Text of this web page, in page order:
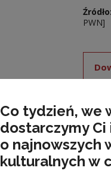
Źródło:
PWN]
Co tydzień, we
dostarczymy
o najnowszych
kulturalnych w